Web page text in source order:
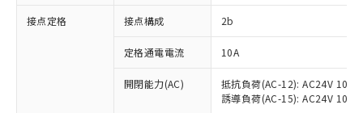
接点定格 接点構成 2b
定格通電電流 10A
開閉能力(AC)
抵抗負荷(AC-12): AC24V 10A/
誘導負荷(AC-15): AC24V
以下の条件をお読みいただき、同意のうえ
対応予定：EU RoHS指令（10物質）の非含
有に対応した製品に切り替える予定のある
対応予定なし：EU RoHS指令（10物質）の
非含有に非対応の商品で、対応品を出す予